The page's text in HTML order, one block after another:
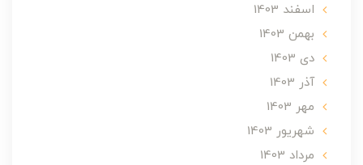
اسفند 1403
بهمن 1403
دی 1403
آذر 1403
مهر 1403
شهریور 1403
مرداد 1403